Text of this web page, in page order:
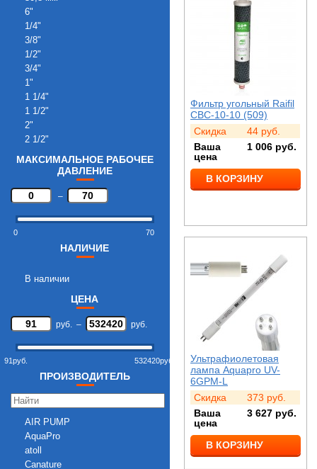
6"
1/4"
3/8"
1/2"
3/4"
1"
1 1/4"
1 1/2"
2"
2 1/2"
3"
МАКСИМАЛЬНОЕ РАБОЧЕЕ
ДАВЛЕНИЕ
–
0 70
НАЛИЧИЕ
В наличии
ЦЕНА
руб. – руб.
91 руб. 532420руб.
ПРОИЗВОДИТЕЛЬ
AIR PUMP
AquaPro
atoll
Canature
Фильтр угольный Raifil
CBC-10-10 (509)
Скидка
44 руб.
Ваша
цена
1 006 руб.
В КОРЗИНУ
Ультрафиолетовая
лампа Aquapro UV-
6GPM-L
Скидка
373 руб.
Ваша
цена
3 627 руб.
В КОРЗИНУ